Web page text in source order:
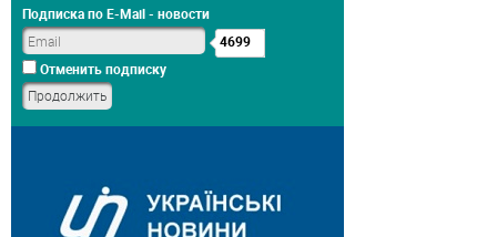
Подписка по E-Mail - новости
4699
Отменить подписку